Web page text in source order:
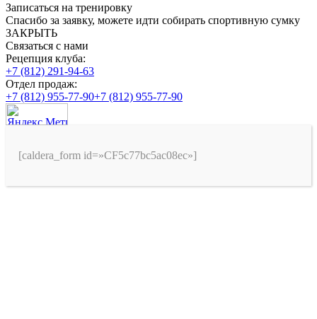
Записаться на тренировку
Спасибо за заявку, можете идти собирать спортивную сумку
ЗАКРЫТЬ
Связаться с нами
Рецепция клуба:
+7 (812) 291-94-63
Отдел продаж:
+7 (812) 955-77-90+7 (812) 955-77-90
[caldera_form id=»CF5c77bc5ac08ec»]